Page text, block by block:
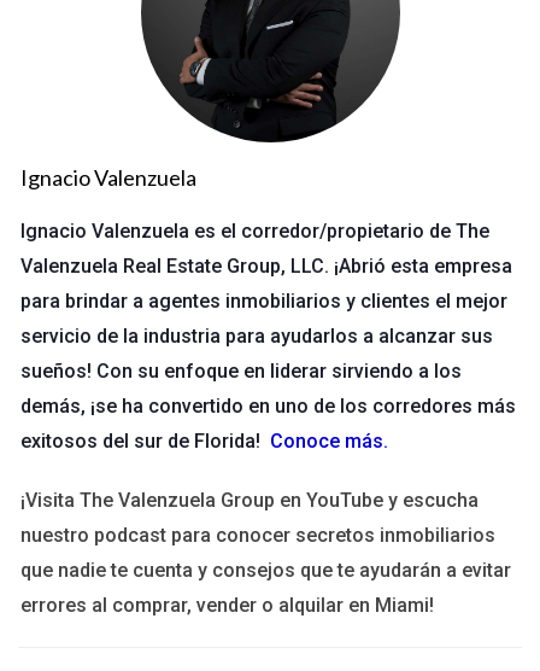
Adaptación del Contenido para Cada
Red Social
Videos Cortos en TikTok/Reels
TikTok y Reels son plataformas diseñadas para el contenido
visual rápido y atractivo. Aquí, la creatividad es fundamental.
Duración:Mantén tus videos entre 15 y 30 segundos.
Estilo:Usa música popular y efectos visuales llamativos.
Mensaje:
Sé claro y directo; comunica tu mensaje en los
primeros segundos.
los modelos lucen la ropa mientras realizan movimientos
divertidos. Esto no solo atrae a los usuarios a interactuar con
el contenido, sino que también invita a otros a participar en el
Ignacio Valenzuela
Ignacio Valenzuela es el corredor/propietario de The
Valenzuela Real Estate Group, LLC. ¡Abrió esta empresa
para brindar a agentes inmobiliarios y clientes el mejor
servicio de la industria para ayudarlos a alcanzar sus
sueños! Con su enfoque en liderar sirviendo a los
demás, ¡se ha convertido en uno de los corredores más
exitosos del sur de Florida! Conoce más.
¡Visita The Valenzuela Group en YouTube y escucha
nuestro podcast para conocer secretos inmobiliarios
que nadie te cuenta y consejos que te ayudarán a evitar
errores al comprar, vender o alquilar en Miami!